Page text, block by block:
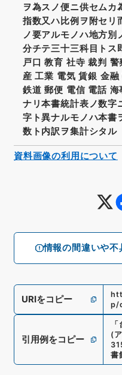
情報の間違いや
ヲ為スノ便ニ供セムカ
指数又ハ比例ヲ附セリ
ノ要アルモノハ地方別
分チテ三十三科目トス
戸口 教育 社寺 裁判
産 工業 電気 賃銀 金
鉄道 郵便 電信 電話
ナリ本書統計表ノ数字
字ト異ナルモノハ本書
数ト内訳ヲ集計シタル
URIをコピー
p/
引用例をコピー
「
(
書
資料画像の利用について